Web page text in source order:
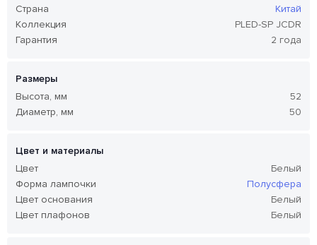
Страна
Китай
Коллекция
PLED-SP JCDR
Гарантия
2 года
Размеры
Высота, мм
52
Диаметр, мм
50
Цвет и материалы
Цвет
Белый
Форма лампочки
Полусфера
Цвет основания
Белый
Цвет плафонов
Белый